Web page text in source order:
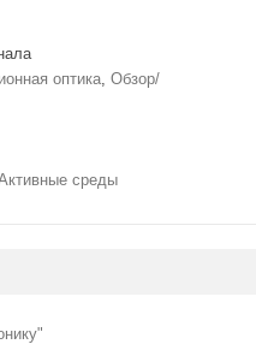
оптика, Обзор/
среды